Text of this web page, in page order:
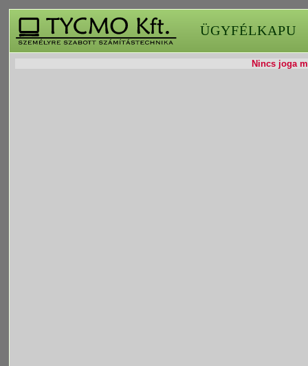
ÜGYFÉLKAPU
Nincs joga